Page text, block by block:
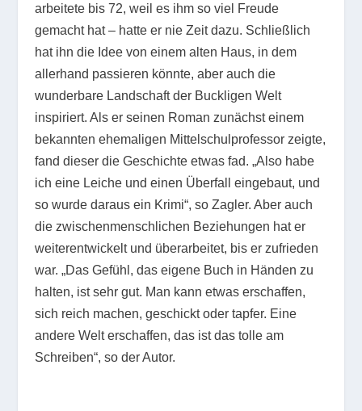
arbeitete bis 72, weil es ihm so viel Freude
gemacht hat – hatte er nie Zeit dazu. Schließlich
hat ihn die Idee von einem alten Haus, in dem
allerhand passieren könnte, aber auch die
wunderbare Landschaft der Buckligen Welt
inspiriert. Als er seinen Roman zunächst einem
bekannten ehemaligen Mittelschulprofessor zeigte,
fand dieser die Geschichte etwas fad. „Also habe
ich eine Leiche und einen Überfall eingebaut, und
so wurde daraus ein Krimi“, so Zagler. Aber auch
die zwischenmenschlichen Beziehungen hat er
weiterentwickelt und überarbeitet, bis er zufrieden
war. „Das Gefühl, das eigene Buch in Händen zu
halten, ist sehr gut. Man kann etwas erschaffen,
sich reich machen, geschickt oder tapfer. Eine
andere Welt erschaffen, das ist das tolle am
Schreiben“, so der Autor.